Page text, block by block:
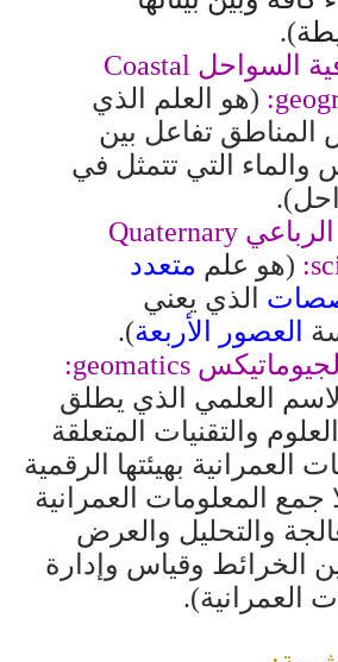
).
السواحل Coastal
: (هو العلم الذي
المناطق تفاعل بين
والماء التي تتمثل في
الرباعي Quaternary
:
(هو علم متعدد
الذي يعني
العصور الأربعة).
geomatics
:
العلمي الذي يطلق
والتقنيات المتعلقة
العمرانية بهيئتها الرقمية
جمع المعلومات العمرانية
والتحليل والعرض
الخرائط وقياس وإدارة
العمرانية).